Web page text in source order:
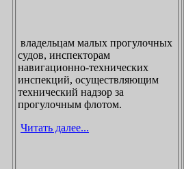
владельцам малых прогулочных
судов, инспекторам
навигационно-технических
инспекций, осуществляющим
технический надзор за
прогулочным флотом.
Читать далее...